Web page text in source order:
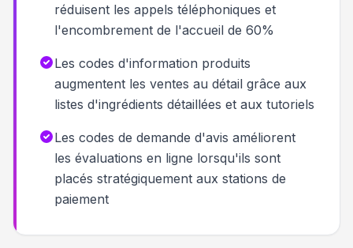
réduisent les appels téléphoniques et
l'encombrement de l'accueil de 60%
Les codes d'information produits
augmentent les ventes au détail grâce aux
listes d'ingrédients détaillées et aux tutoriels
Les codes de demande d'avis améliorent
les évaluations en ligne lorsqu'ils sont
placés stratégiquement aux stations de
paiement